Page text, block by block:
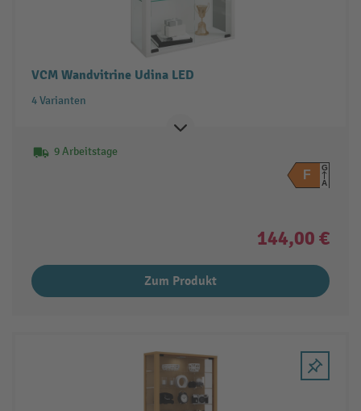
VCM Wandvitrine Udina LED
4 Varianten
9 Arbeitstage
F
G
A
144,00 €
Zum Produkt